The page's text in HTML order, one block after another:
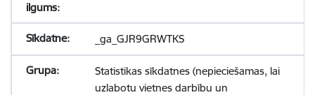
_ga_GJR9GRWTKS
Statistikas sīkdatnes (nepieciešamas, lai
uzlabotu vietnes darbību un